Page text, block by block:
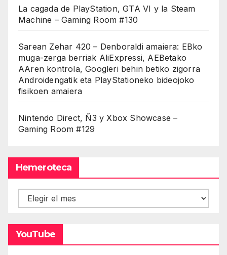
La cagada de PlayStation, GTA VI y la Steam
Machine – Gaming Room #130
Sarean Zehar 420 – Denboraldi amaiera: EBko
muga-zerga berriak AliExpressi, AEBetako
AAren kontrola, Googleri behin betiko zigorra
Androidengatik eta PlayStationeko bideojoko
fisikoen amaiera
Nintendo Direct, Ñ3 y Xbox Showcase –
Gaming Room #129
Hemeroteca
Hemeroteca
YouTube